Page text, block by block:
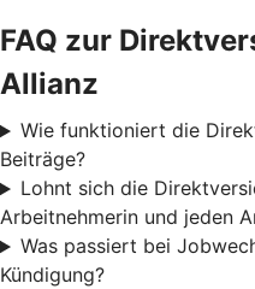
FAQ zur
Allianz
Wie funktioniert die
Beiträge?
Lohnt sich die
Arbeitnehmerin und jeden
Was passiert bei
Kündigung?